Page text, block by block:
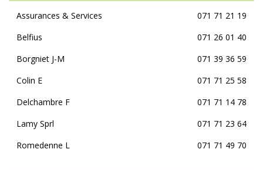
Assurances & Services
071 71 21 19
Belfius
071 26 01 40
Borgniet J-M
071 39 36 59
Colin E
071 71 25 58
Delchambre F
071 71 14 78
Lamy Sprl
071 71 23 64
Romedenne L
071 71 49 70